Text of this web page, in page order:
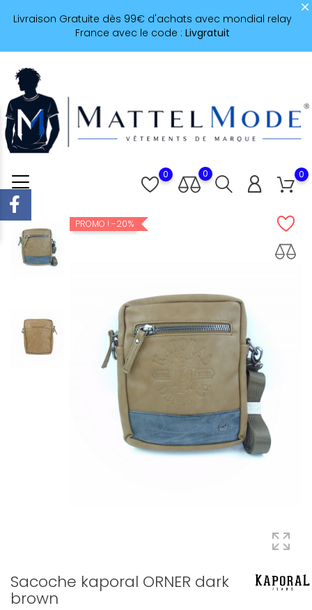
Livraison Gratuite dès 99€ d'achats avec mondial relay
France avec le code : Livgratuit
0
0
0
PROMO ! -20%
Sacoche kaporal ORNER dark
brown